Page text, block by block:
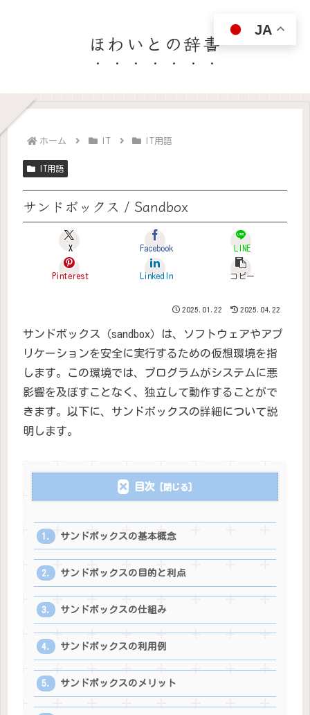
ほわいとの辞書
ホーム IT IT用語
IT用語
サンドボックス / Sandbox
X Facebook LINE
Pinterest LinkedIn コピー
2025.01.22 2025.04.22
サンドボックス（sandbox）は、ソフトウェアやアプ
リケーションを安全に実行するための仮想環境を指
します。この環境では、プログラムがシステムに悪
影響を及ぼすことなく、独立して動作することがで
きます。以下に、サンドボックスの詳細について説
明します。
目次
サンドボックスの基本概念
サンドボックスの目的と利点
サンドボックスの仕組み
サンドボックスの利用例
サンドボックスのメリット
JA